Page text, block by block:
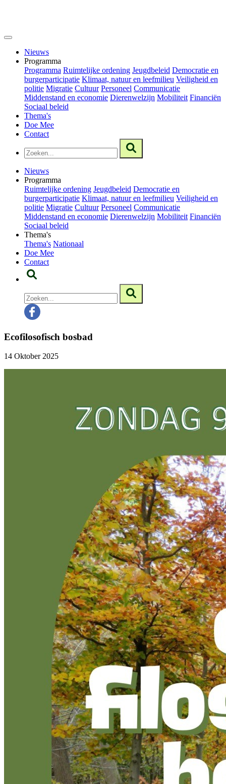
Nieuws
Programma
Programma Ruimtelijke ordening Jeugdbeleid Democratie en
burgerparticipatie Klimaat, natuur en leefmilieu Veiligheid en
politie Migratie Cultuur Personeel Communicatie
Middenstand en economie Dierenwelzijn Mobiliteit Financiën
Sociaal beleid
Thema's
Doe Mee
Contact
Nieuws
Programma
Ruimtelijke ordening Jeugdbeleid Democratie en
burgerparticipatie Klimaat, natuur en leefmilieu Veiligheid en
politie Migratie Cultuur Personeel Communicatie
Middenstand en economie Dierenwelzijn Mobiliteit Financiën
Sociaal beleid
Thema's
Thema's Nationaal
Doe Mee
Contact
Ecofilosofisch bosbad
14 Oktober 2025